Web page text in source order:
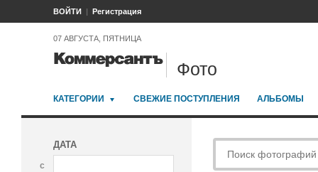
ВОЙТИ Регистрация
07 АВГУСТА, ПЯТНИЦА
Фото
КАТЕГОРИИ СВЕЖИЕ ПОСТУПЛЕНИЯ АЛЬБОМЫ
ДАТА
с